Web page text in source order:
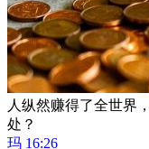
人纵然赚得了全世界
处？
玛 16:26